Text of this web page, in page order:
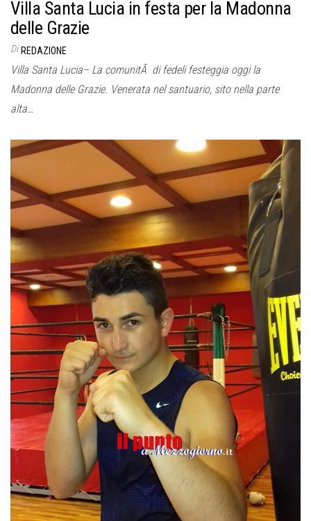
Villa Santa Lucia in festa per la Madonna
delle Grazie
Di REDAZIONE
Villa Santa Lucia– La comunitÃ di fedeli festeggia oggi la
Madonna delle Grazie. Venerata nel santuario, sito nella parte
alta…